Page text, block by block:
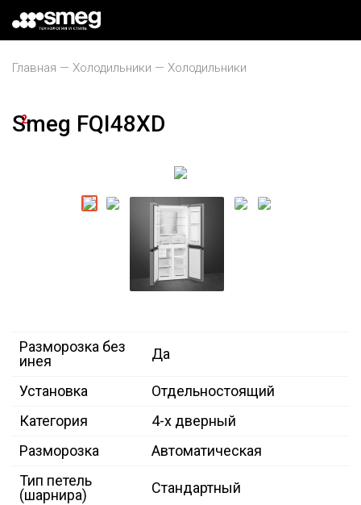
Главная Холодильники Холодильники
Smeg FQI48XD
Разморозка без
инея
Да
Установка
Отдельностоящий
Категория
4-х дверный
Разморозка
Автоматическая
Тип петель
(шарнира)
Стандартный
2